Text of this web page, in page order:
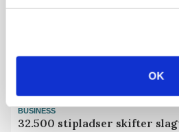
OK
BUSINESS
32.500 stipladser skifter